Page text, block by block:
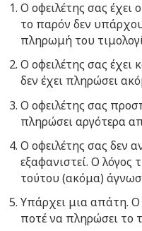
Ο οφειλέτης σας έχει
το παρόν δεν
πληρωμή του
Ο οφειλέτης σας έχει
δεν έχει πληρώσει
Ο οφειλέτης σας
πληρώσει αργότερα
Ο οφειλέτης σας δεν
εξαφανιστεί. Ο λόγος
τούτου (ακόμα)
Υπάρχει μια απάτη. Ο
ποτέ να πληρώσει το